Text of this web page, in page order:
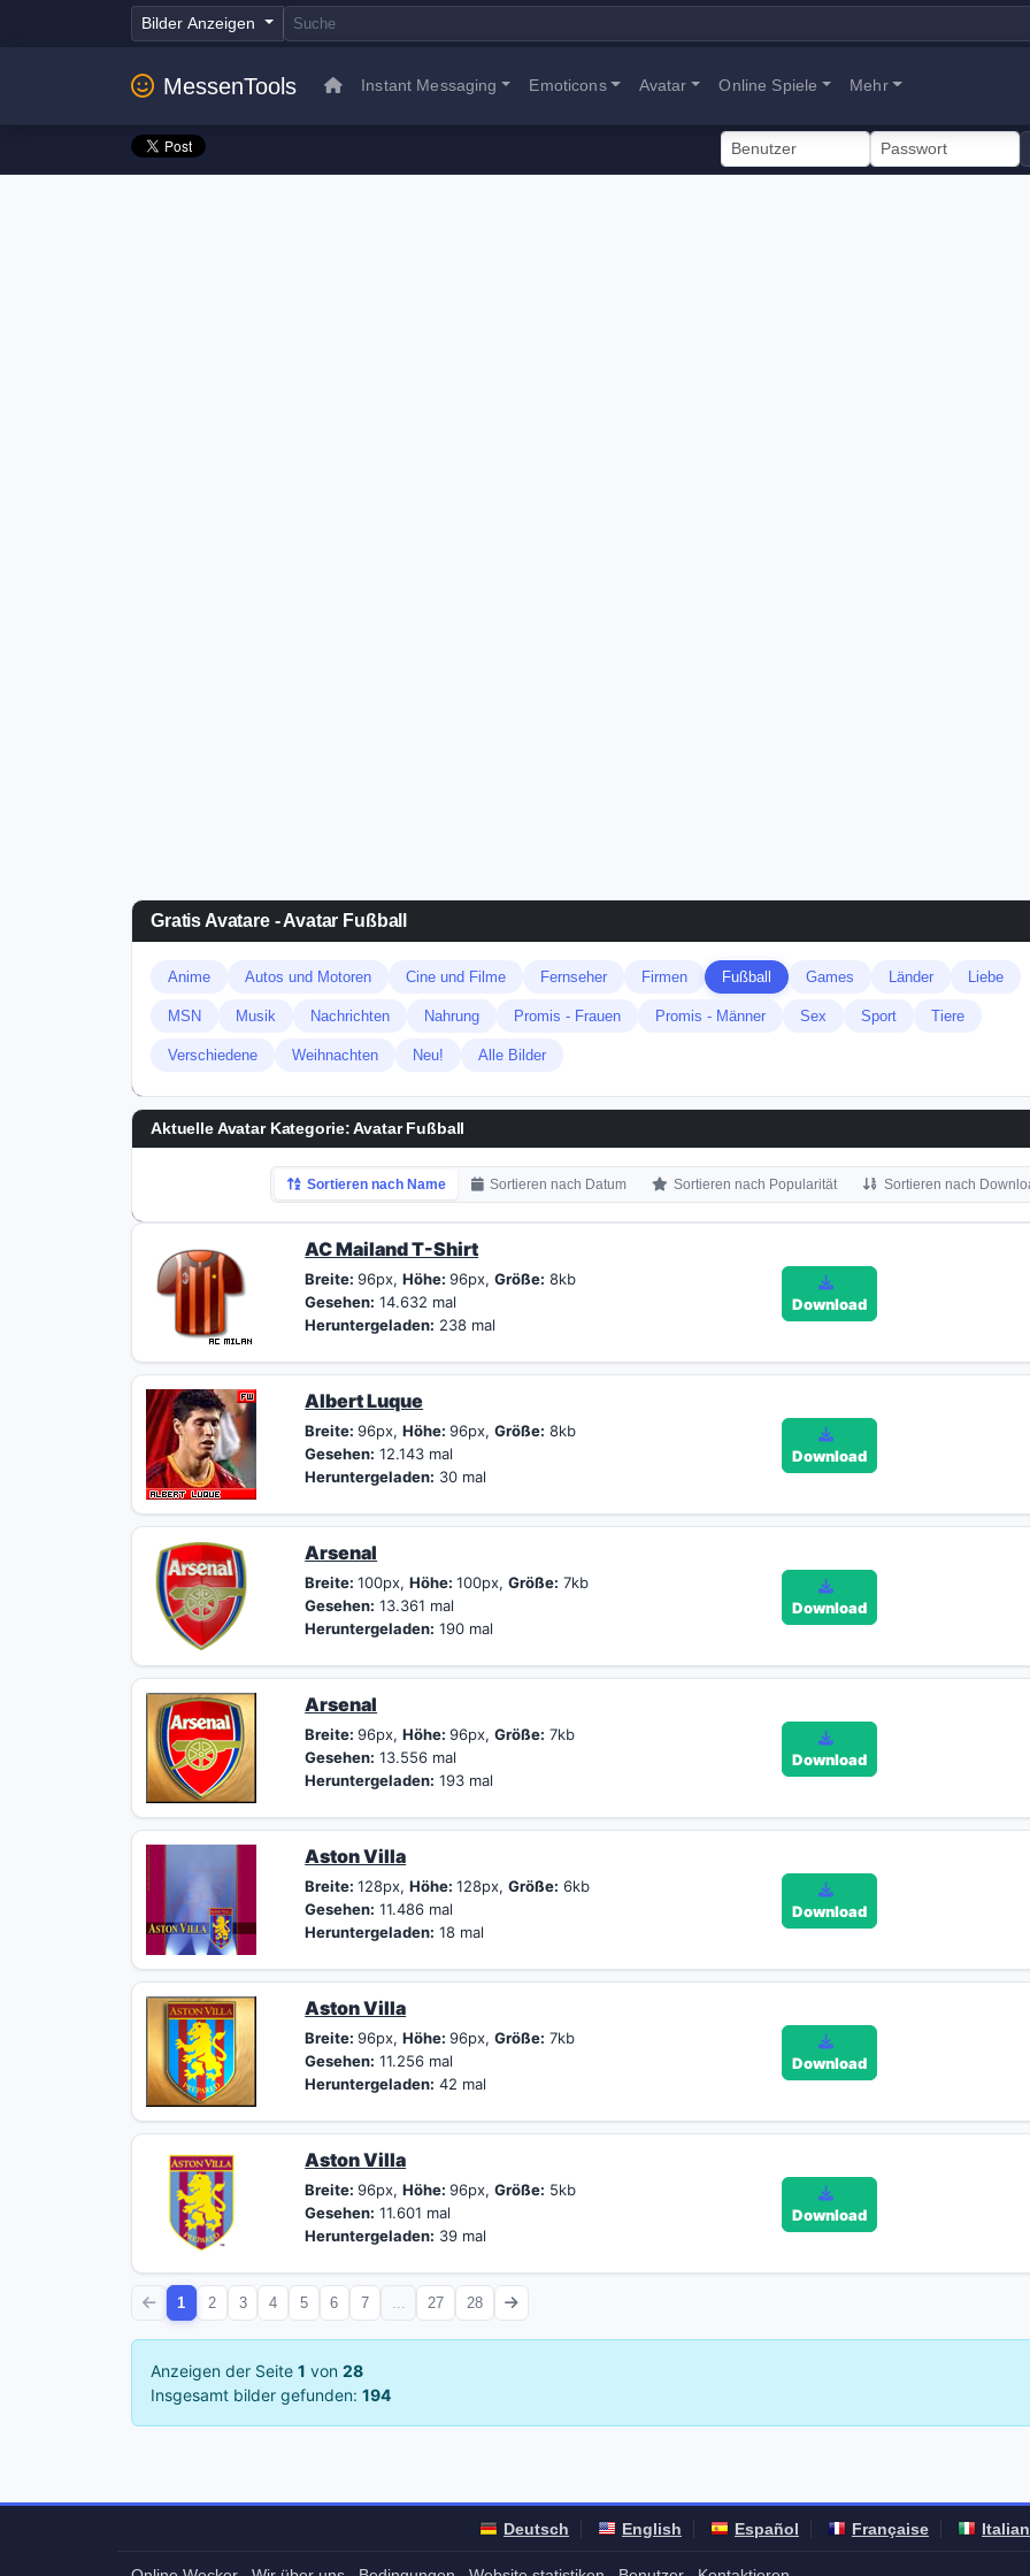
Bilder Anzeigen
MessenTools Instant Messaging Emoticons Avatar Online Spiele Mehr
Gratis Avatare - Avatar Fußball
Anime Autos und Motoren Cine und Filme Fernseher Firmen Fußball Games Länder Liebe
MSN Musik Nachrichten Nahrung Promis - Frauen Promis - Männer Sex Sport Tiere
Verschiedene Weihnachten Neu! Alle Bilder
Aktuelle Avatar Kategorie: Avatar Fußball
Sortieren nach Name Sortieren nach Datum Sortieren nach Popularität Sortieren nach
AC Mailand T-Shirt
Breite:96px,Höhe:96px,Größe: 8kb
Gesehen: 14.632 mal
Heruntergeladen: 238 mal
Download
Albert Luque
Breite:96px,Höhe:96px,Größe: 8kb
Gesehen: 12.143 mal
Heruntergeladen: 30 mal
Download
Arsenal
Breite:100px,Höhe:100px,Größe: 7kb
Gesehen: 13.361 mal
Heruntergeladen: 190 mal
Download
Arsenal
Breite:96px,Höhe:96px,Größe: 7kb
Gesehen: 13.556 mal
Heruntergeladen: 193 mal
Download
Aston Villa
Breite:128px,Höhe:128px,Größe: 6kb
Gesehen: 11.486 mal
Heruntergeladen: 18 mal
Download
Aston Villa
Breite:96px,Höhe:96px,Größe: 7kb
Gesehen: 11.256 mal
Heruntergeladen: 42 mal
Download
Aston Villa
Breite:96px,Höhe:96px,Größe: 5kb
Gesehen: 11.601 mal
Heruntergeladen: 39 mal
Download
1 2 3 4 5 6 7 27 28
Anzeigen der Seite 1 von 28
Insgesamt bilder gefunden: 194
Deutsch English Español Française